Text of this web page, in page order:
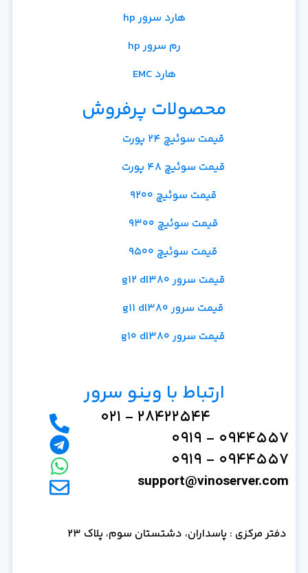
هارد سرور hp
رم سرور hp
هارد EMC
محصولات پرفروش
قیمت سوئیچ 24 پورت
قیمت سوئیچ 48 پورت
قیمت سوئیچ 9200
قیمت سوئیچ 9300
قیمت سوئیچ 9500
قیمت سرور g12 dl380
قیمت سرور g11 dl380
قیمت سرور g10 dl380
ارتباط با وینو سرور
28422544 - 021
0944557 - 0919
0944557 - 0919
support@vinoserver.com
دفتر مرکزی : پاسداران، دشتستان سوم، پلاک 23